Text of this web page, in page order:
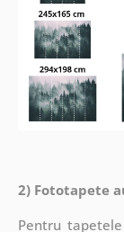
2) Fototapete
Pentru